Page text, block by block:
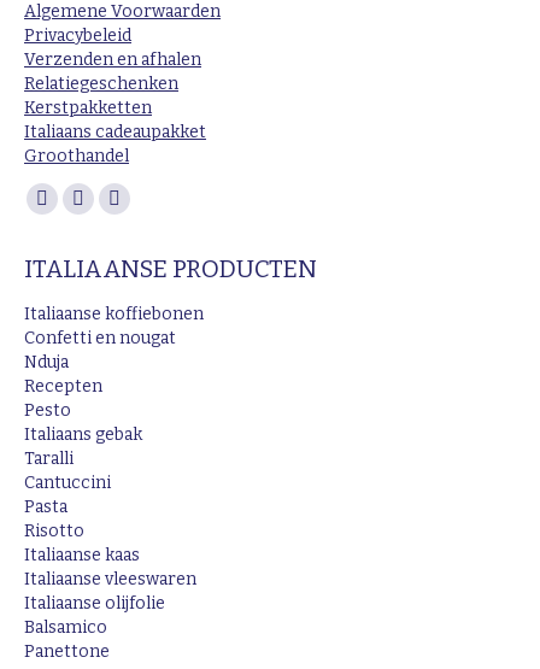
Algemene Voorwaarden
Privacybeleid
Verzenden en afhalen
Relatiegeschenken
Kerstpakketten
Italiaans cadeaupakket
Groothandel
Vind ons op:
Facebook
opens
in
new
window
Instagram
opens
in
new
Mail
opens
in
new
ITALIAANSE PRODUCTEN
Italiaanse koffiebonen
Confetti en nougat
Nduja
Recepten
Pesto
Italiaans gebak
Taralli
Cantuccini
Pasta
Risotto
Italiaanse kaas
Italiaanse vleeswaren
Italiaanse olijfolie
Balsamico
Panettone